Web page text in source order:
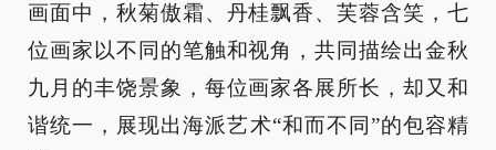
画面中，秋菊傲霜、丹桂飘香、芙蓉含笑，七
位画家以不同的笔触和视角，共同描绘出金秋
九月的丰饶景象，每位画家各展所长，却又和
谐统一，展现出海派艺术“和而不同”的包容精